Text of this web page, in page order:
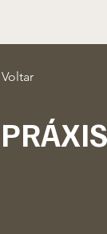
Voltar